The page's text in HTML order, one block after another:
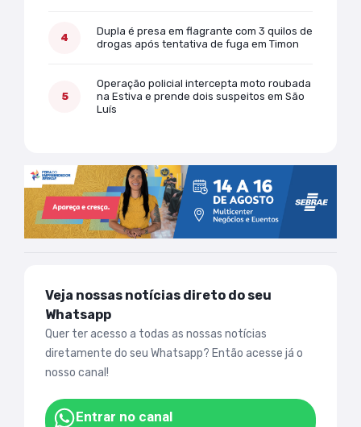
Dupla é presa em flagrante com 3 quilos de
drogas após tentativa de fuga em Timon
Operação policial intercepta moto roubada
na Estiva e prende dois suspeitos em São
Luís
Veja nossas notícias direto do seu
Whatsapp
Quer ter acesso a todas as nossas notícias
diretamente do seu Whatsapp? Então acesse já o
nosso canal!
Entrar no canal